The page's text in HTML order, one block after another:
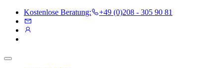
Kostenlose Beratung: +49 (0)208 - 305 90 81